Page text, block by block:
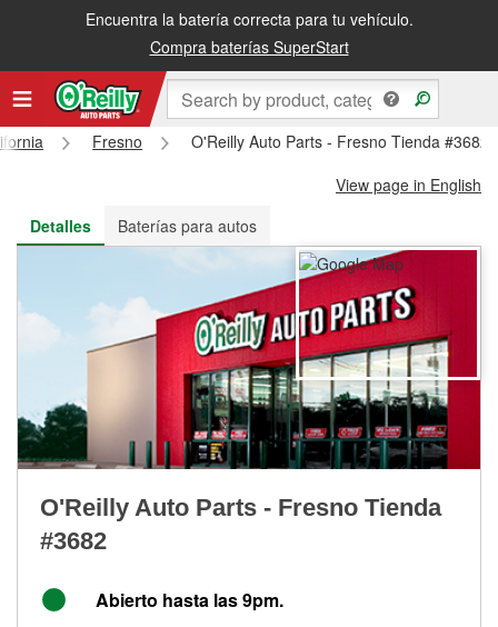
Encuentra la batería correcta para tu vehículo.
Compra baterías SuperStart
Recibe tu orden gratis al día siguiente o recógela en la tienda
Fresno
O'Reilly Auto Parts - Fresno Tienda #3682
View page in English
Detalles
Baterías para autos
O'Reilly Auto Parts - Fresno Tienda
#3682
Abierto hasta las 9pm.